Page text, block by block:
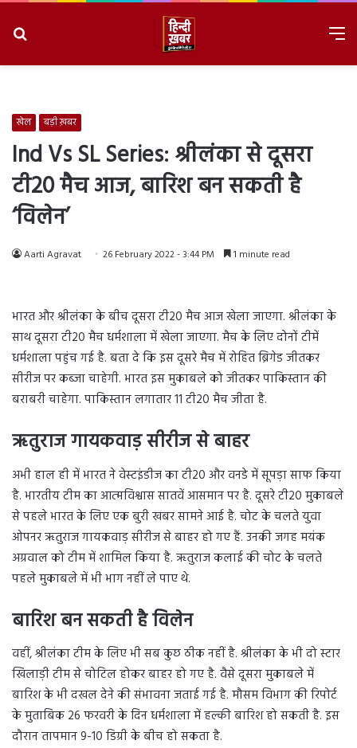
खेल बड़ी ख़बर
Ind Vs SL Series: श्रीलंका से दूसरा
टी20 मैच आज, बारिश बन सकती है
‘विलेन’
Aarti Agravat 26 February 2022 - 3:44 PM 1 minute read
भारत और श्रीलंका के बीच दूसरा टी20 मैच आज खेला जाएगा. श्रीलंका के
साथ दूसरा टी20 मैच धर्मशाला में खेला जाएगा. मैच के लिए दोनों टीमें
धर्मशाला पहुंच गई है. बता दे कि इस दूसरे मैच में रोहित ब्रिगेड जीतकर
सीरीज पर कब्जा चाहेगी. भारत इस मुकाबले को जीतकर पाकिस्तान की
बराबरी चाहेगा. पाकिस्तान लगातार 11 टी20 मैच जीता है.
ऋतुराज गायकवाड़ सीरीज से बाहर
अभी हाल ही में भारत ने वेस्टइंडीज का टी20 और वनडे में सूपड़ा साफ किया
है. भारतीय टीम का आत्मविश्वास सातवें आसमान पर है. दूसरे टी20 मुकाबले
से पहले भारत के लिए एक बुरी खबर सामने आई है. चोट के चलते युवा
ओपनर ऋतुराज गायकवाड़ सीरीज से बाहर हो गए हैं. उनकी जगह मयंक
अग्रवाल को टीम में शामिल किया है. ऋतुराज कलाई की चोट के चलते
पहले मुकाबले में भी भाग नहीं ले पाए थे.
बारिश बन सकती है विलेन
वहीं, श्रीलंका टीम के लिए भी सब कुछ ठीक नहीं है. श्रीलंका के भी दो स्टार
खिलाड़ी टीम से चोटिल होकर बाहर हो गए है. वैसे दूसरा मुकाबले में
बारिश के भी दखल देने की संभावना जताई गई है. मौसम विभाग की रिपोर्ट
के मुताबिक 26 फरवरी के दिन धर्मशाला में हल्की बारिश हो सकती है. इस
दौरान तापमान 9-10 डिग्री के बीच हो सकता है.